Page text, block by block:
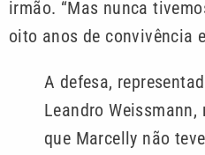
irmão. “Mas nunca
oito anos de convivência
A defesa,
Leandro
que Marcelly não